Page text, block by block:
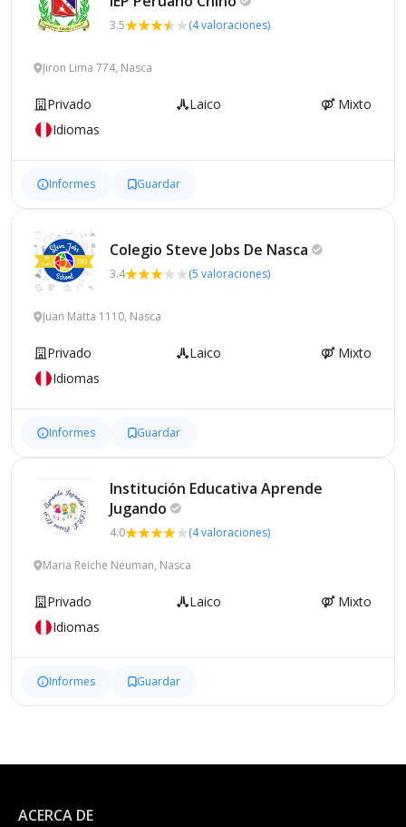
3.5 (4 valoraciones)
Jiron Lima 774, Nasca
Privado Laico
Mixto
Idiomas
Informes Guardar
Colegio Steve Jobs De Nasca
3.4 (5 valoraciones)
Juan Matta 1110, Nasca
Privado Laico
Mixto
Idiomas
Informes Guardar
Institución Educativa Aprende
Jugando
4.0 (4 valoraciones)
Maria Reiche Neuman, Nasca
Privado Laico
Mixto
Idiomas
Informes Guardar
ACERCA DE